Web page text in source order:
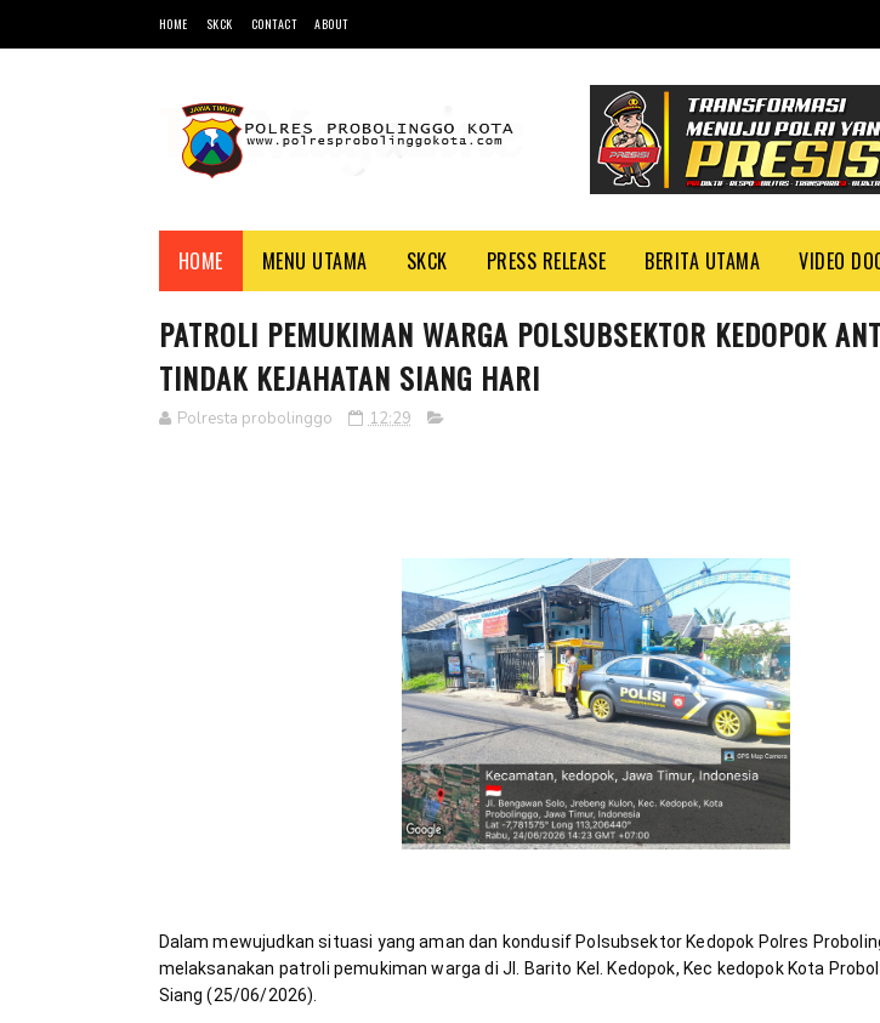
HOME SKCK CONTACT ABOUT
HOME MENU UTAMA SKCK PRESS RELEASE BERITA UTAMA VIDEO
PATROLI PEMUKIMAN WARGA POLSUBSEKTOR KEDOPOK
TINDAK KEJAHATAN SIANG HARI
Polresta probolinggo 12:29
Dalam mewujudkan situasi yang aman dan kondusif Polsubsektor Kedopok Polres
melaksanakan patroli pemukiman warga di Jl. Barito Kel. Kedopok, Kec kedopok Kota